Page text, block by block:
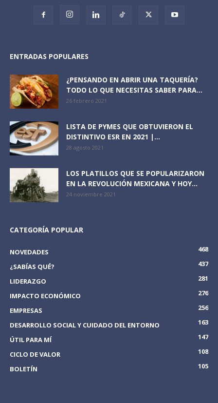
ENTRADAS POPULARES
¿PENSANDO EN ABRIR UNA TAQUERÍA?
TODO LO QUE NECESITAS SABER PARA...
26 febrero 2021
LISTA DE PYMES QUE OBTUVIERON EL
DISTINTIVO ESR EN 2021 |...
28 agosto 2021
LOS PLATILLOS QUE SE POPULARIZARON
EN LA REVOLUCIÓN MEXICANA Y HOY...
24 noviembre 2021
CATEGORÍA POPULAR
NOVEDADES
468
¿SABÍAS QUÉ?
437
LIDERAZGO
281
IMPACTO ECONÓMICO
276
EMPRESAS
256
DESARROLLO SOCIAL Y CUIDADO DEL ENTORNO
163
ÚTIL PARA MÍ
147
CICLO DE VALOR
108
BOLETÍN
105